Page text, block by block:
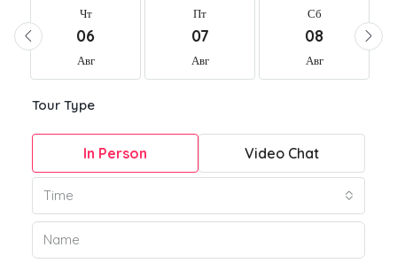
Чт
06
Авг
Пт
07
Авг
Сб
08
Авг
Tour Type
In Person Video Chat
Time